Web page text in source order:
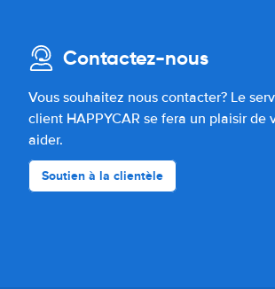
Contactez-nous
Vous souhaitez nous contacter? Le
client HAPPYCAR se fera un plaisir de
aider.
Soutien à la clientèle